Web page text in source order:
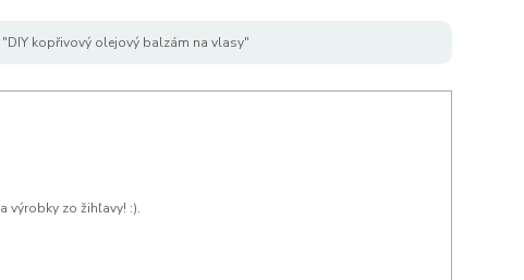
kopřivový olejový balzám na vlasy"
výrobky zo žihľavy! :).